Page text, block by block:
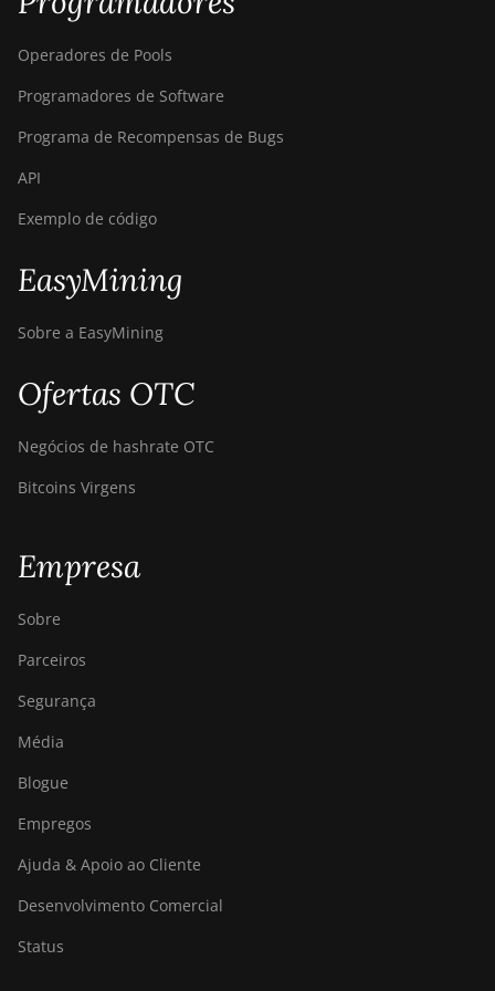
Operadores de Pools
Programadores de Software
Programa de Recompensas de Bugs
API
Exemplo de código
EasyMining
Sobre a EasyMining
Ofertas OTC
Negócios de hashrate OTC
Bitcoins Virgens
Empresa
Sobre
Parceiros
Segurança
Média
Blogue
Empregos
Ajuda & Apoio ao Cliente
Desenvolvimento Comercial
Status